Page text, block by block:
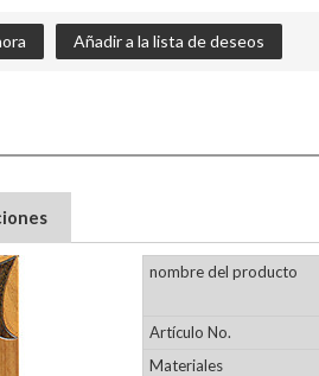
Añadir a la lista de deseos
nombre del producto
Artículo No.
Materiales